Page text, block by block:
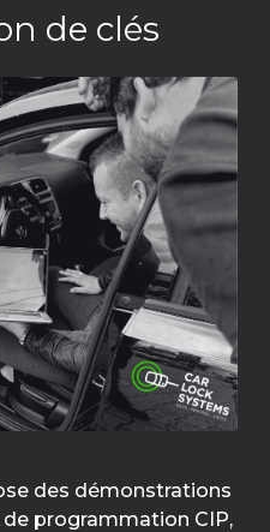
de clés
des démonstrations
de programmation CIP,